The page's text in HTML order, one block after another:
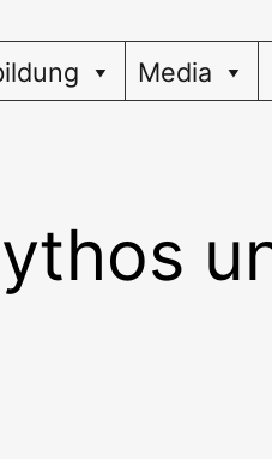
Media